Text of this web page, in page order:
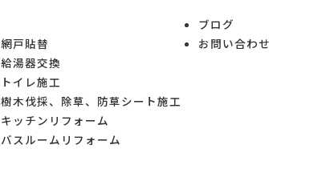
網戸貼替
給湯器交換
トイレ施工
樹木伐採、除草、防草シート施工
キッチンリフォーム
バスルームリフォーム
ブログ
お問い合わせ